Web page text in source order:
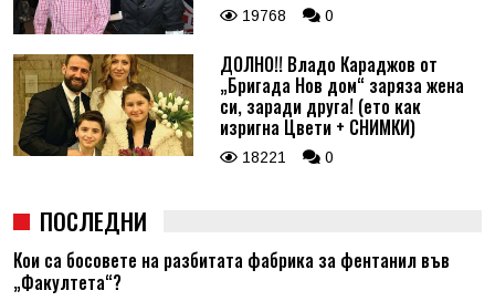
19768 0
ДОЛНО!! Владо Караджов от
„Бригада Нов дом“ заряза жена
си, заради друга! (ето как
изригна Цвети + СНИМКИ)
18221 0
ПОСЛЕДНИ
Кои са босовете на разбитата фабрика за фентанил във
„Факултета“?